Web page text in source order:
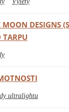
MOON DESIGNS
TARPU
ultralightu